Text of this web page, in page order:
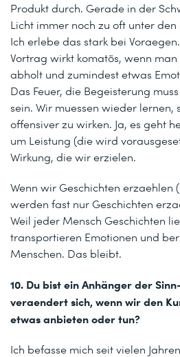
Produkt durch. Gerade in der
Licht immer noch zu oft unter
Ich erlebe das stark bei
Vortrag wirkt komatös, wenn
abholt und zumindest etwas
Das Feuer, die Begeisterung
sein. Wir muessen wieder lernen,
offensiver zu wirken. Ja, es geht
um Leistung (die wird
Wirkung, die wir erzielen.
Wenn wir Geschichten erzaehlen
werden fast nur Geschichten
Weil jeder Mensch Geschichten
transportieren Emotionen und
Menschen. Das bleibt.
10. Du bist ein Anhänger der
veraendert sich, wenn wir den
etwas anbieten oder tun?
Ich befasse mich seit vielen